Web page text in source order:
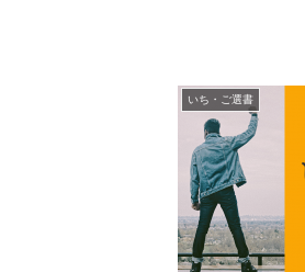
いち・ご選書